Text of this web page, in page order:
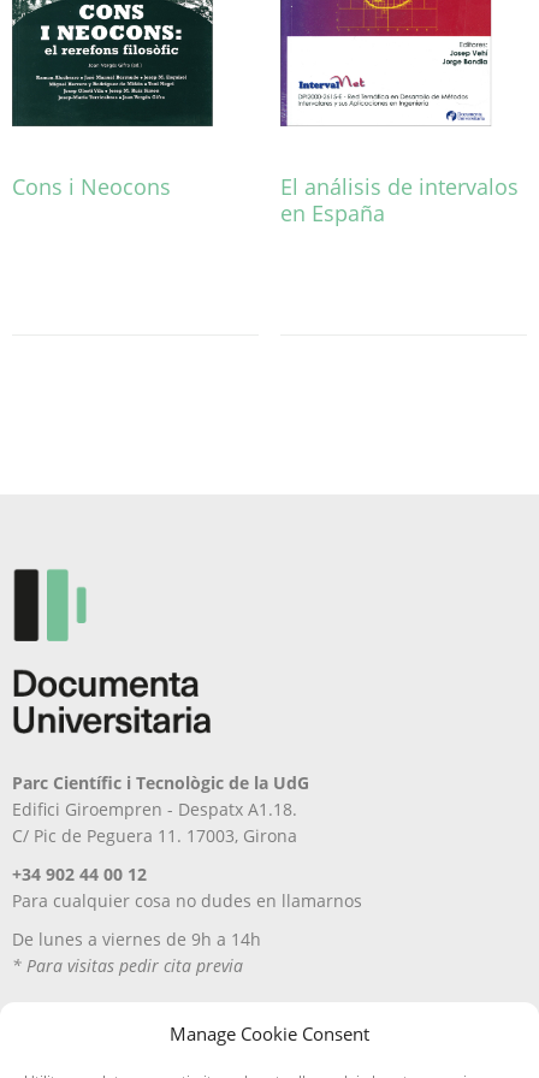
Manage Cookie Consent
de
producto
Cons i Neocons
El análisis de intervalos
en España
Parc Científic i Tecnològic de la UdG
Edifici Giroempren - Despatx A1.18.
C/ Pic de Peguera 11. 17003, Girona
+34 902 44 00 12
Para cualquier cosa no dudes en llamarnos
De lunes a viernes de 9h a 14h
* Para visitas pedir cita previa